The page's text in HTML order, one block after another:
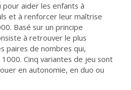
aider les enfants à
et à renforcer leur maîtrise
Basé sur un principe
à retrouver le plus
paires de nombres qui,
Cinq variantes de jeu sont
en autonomie, en duo ou